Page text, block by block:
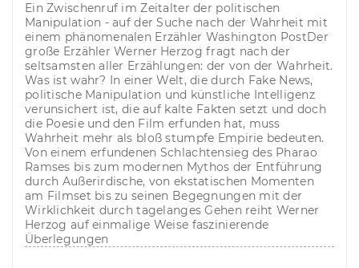
Ein Zwischenruf im Zeitalter der politischen
Manipulation - auf der Suche nach der Wahrheit mit
einem phänomenalen Erzähler Washington PostDer
große Erzähler Werner Herzog fragt nach der
seltsamsten aller Erzählungen: der von der Wahrheit.
Was ist wahr? In einer Welt, die durch Fake News,
politische Manipulation und künstliche Intelligenz
verunsichert ist, die auf kalte Fakten setzt und doch
die Poesie und den Film erfunden hat, muss
Wahrheit mehr als bloß stumpfe Empirie bedeuten.
Von einem erfundenen Schlachtensieg des Pharao
Ramses bis zum modernen Mythos der Entführung
durch Außerirdische, von ekstatischen Momenten
am Filmset bis zu seinen Begegnungen mit der
Wirklichkeit durch tagelanges Gehen reiht Werner
Herzog auf einmalige Weise faszinierende
Überlegungen